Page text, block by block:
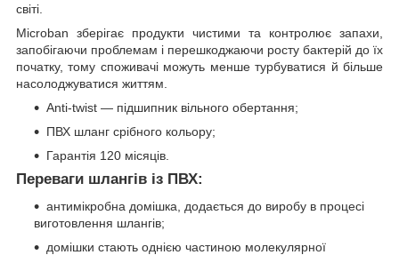
світі.
Microban зберігає продукти чистими та контролює запахи,
запобігаючи проблемам і перешкоджаючи росту бактерій до їх
початку, тому споживачі можуть менше турбуватися й більше
насолоджуватися життям.
Anti-twist — підшипник вільного обертання;
ПВХ шланг срібного кольору;
Гарантія 120 місяців.
Переваги шлангів із ПВХ:
антимікробна домішка, додається до виробу в процесі
виготовлення шлангів;
домішки стають однією частиною молекулярної